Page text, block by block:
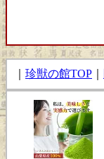
珍獣の館TOP